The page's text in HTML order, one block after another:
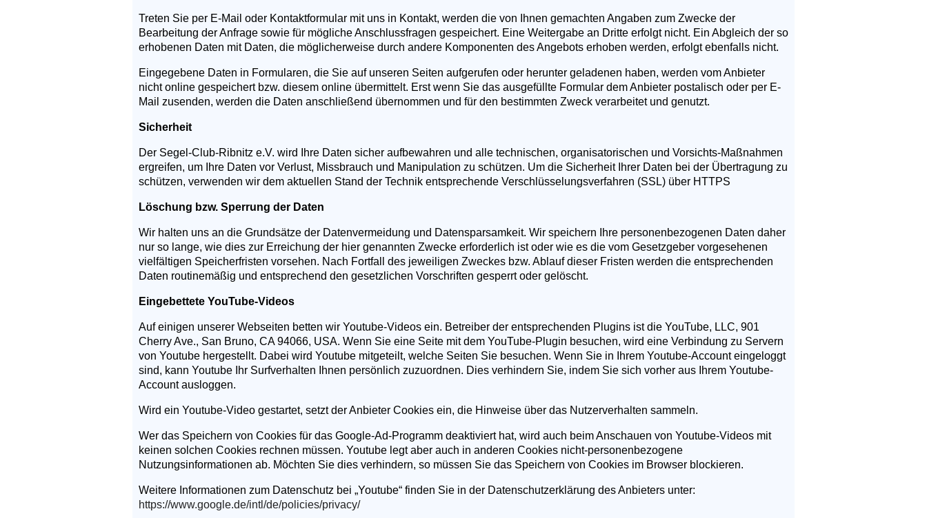
Treten Sie per E-Mail oder Kontaktformular mit uns in Kontakt, werden die von Ihnen gemachten Angaben zum Zwecke der
Bearbeitung der Anfrage sowie für mögliche Anschlussfragen gespeichert. Eine Weitergabe an Dritte erfolgt nicht. Ein Abgleich der so
erhobenen Daten mit Daten, die möglicherweise durch andere Komponenten des Angebots erhoben werden, erfolgt ebenfalls nicht.
Eingegebene Daten in Formularen, die Sie auf unseren Seiten aufgerufen oder herunter geladenen haben, werden vom Anbieter
nicht online gespeichert bzw. diesem online übermittelt. Erst wenn Sie das ausgefüllte Formular dem Anbieter postalisch oder per E-
Mail zusenden, werden die Daten anschließend übernommen und für den bestimmten Zweck verarbeitet und genutzt.
Sicherheit
Der Segel-Club-Ribnitz e.V. wird Ihre Daten sicher aufbewahren und alle technischen, organisatorischen und Vorsichts-Maßnahmen
ergreifen, um Ihre Daten vor Verlust, Missbrauch und Manipulation zu schützen. Um die Sicherheit Ihrer Daten bei der Übertragung zu
schützen, verwenden wir dem aktuellen Stand der Technik entsprechende Verschlüsselungsverfahren (SSL) über HTTPS
Löschung bzw. Sperrung der Daten
Wir halten uns an die Grundsätze der Datenvermeidung und Datensparsamkeit. Wir speichern Ihre personenbezogenen Daten daher
nur so lange, wie dies zur Erreichung der hier genannten Zwecke erforderlich ist oder wie es die vom Gesetzgeber vorgesehenen
vielfältigen Speicherfristen vorsehen. Nach Fortfall des jeweiligen Zweckes bzw. Ablauf dieser Fristen werden die entsprechenden
Daten routinemäßig und entsprechend den gesetzlichen Vorschriften gesperrt oder gelöscht.
Eingebettete YouTube-Videos
Auf einigen unserer Webseiten betten wir Youtube-Videos ein. Betreiber der entsprechenden Plugins ist die YouTube, LLC, 901
Cherry Ave., San Bruno, CA 94066, USA. Wenn Sie eine Seite mit dem YouTube-Plugin besuchen, wird eine Verbindung zu Servern
von Youtube hergestellt. Dabei wird Youtube mitgeteilt, welche Seiten Sie besuchen. Wenn Sie in Ihrem Youtube-Account eingeloggt
sind, kann Youtube Ihr Surfverhalten Ihnen persönlich zuzuordnen. Dies verhindern Sie, indem Sie sich vorher aus Ihrem Youtube-
Account ausloggen.
Wird ein Youtube-Video gestartet, setzt der Anbieter Cookies ein, die Hinweise über das Nutzerverhalten sammeln.
Wer das Speichern von Cookies für das Google-Ad-Programm deaktiviert hat, wird auch beim Anschauen von Youtube-Videos mit
keinen solchen Cookies rechnen müssen. Youtube legt aber auch in anderen Cookies nicht-personenbezogene
Nutzungsinformationen ab. Möchten Sie dies verhindern, so müssen Sie das Speichern von Cookies im Browser blockieren.
Weitere Informationen zum Datenschutz bei „Youtube“ finden Sie in der Datenschutzerklärung des Anbieters unter:
https://www.google.de/intl/de/policies/privacy/